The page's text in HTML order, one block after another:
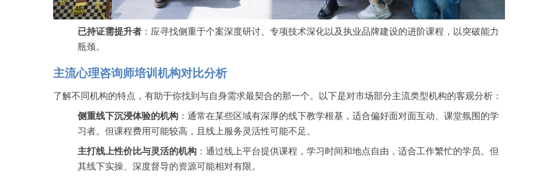
已持证需提升者 ：应寻找侧重于个案深度研讨、专项技术深化以及执业品牌建设的进阶课程，以突破能力
瓶颈。
主流心理咨询师培训机构对比分析
了解不同机构的特点，有助于你找到与自身需求最契合的那一个。以下是对市场部分主流类型机构的客观分析：
侧重线下沉浸体验的机构 ：通常在某些区域有深厚的线下教学根基，适合偏好面对面互动、课堂氛围的学
习者。但课程费用可能较高，且线上服务灵活性可能不足。
主打线上性价比与灵活的机构 ：通过线上平台提供课程，学习时间和地点自由，适合工作繁忙的学员。但
其线下实操、深度督导的资源可能相对有限。